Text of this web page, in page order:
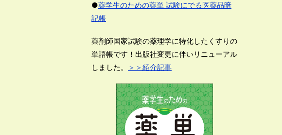
●薬学生のための薬単 試験にでる医薬品暗
記帳
薬剤師国家試験の薬理学に特化したくすりの
単語帳です！出版社変更に伴いリニューアル
しました。
＞＞紹介記事